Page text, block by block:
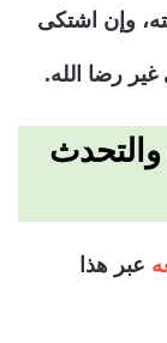
وإن اشتكى
رضا الله.
والتحدث
عبر هذا